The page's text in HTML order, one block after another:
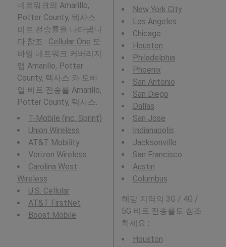
네트워크의 Amarillo,
Potter County, 텍사스
비트 전송률을 나타냅니
다.참조 : Cellular One 모
바일 네트워크 커버리지
맵 Amarillo, Potter
County, 텍사스 와 모바
일 비트 전송률 Amarillo,
Potter County, 텍사스.
T-Mobile (inc. Sprint)
Union Wireless
AT&T Mobility
Verizon Wireless
Carolina West
Wireless
U.S. Cellular
AT&T FirstNet
Boost Mobile
New York City
Los Angeles
Chicago
Houston
Philadelphia
Phoenix
San Antonio
San Diego
Dallas
San Jose
Indianapolis
Jacksonville
San Francisco
Austin
Columbus
해당 지역의 3G / 4G /
5G 비트 전송률도 참조
하세요 :
Houston